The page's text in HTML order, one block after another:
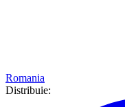
Romania
Distribuie: